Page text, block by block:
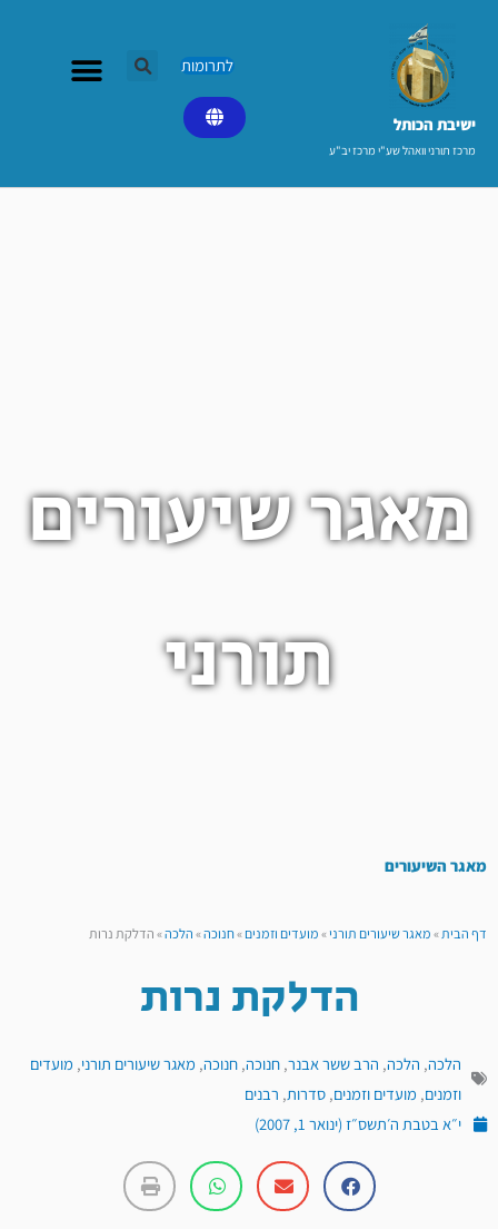
ישיבת הכותל​
מרכז תורני וואהל שע"י מרכז יב"ע
לתרומות
מאגר שיעורים
תורני
מאגר השיעורים
דף הבית»מאגר שיעורים תורני»מועדים וזמנים»חנוכה»הלכה»הדלקת נרות
הדלקת נרות
הלכה, הלכה, הרב ששר אבנר, חנוכה, חנוכה, מאגר שיעורים תורני, מועדים
וזמנים, מועדים וזמנים, סדרות, רבנים
י״א בטבת ה׳תשס״ז (ינואר 1, 2007)